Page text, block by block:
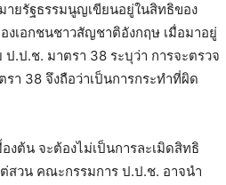
ยรัฐธรรมนูญเขียนอยู่ในสิทธิของ
งเอกชนชาวสัญชาติอังกฤษ เมื่อมาอยู่
ป.ช. มาตรา 38 ระบุว่า การจะตรวจ
38 จึงถือว่าเป็นการกระทำที่ผิด
ต้น จะต้องไม่เป็นการละเมิดสิทธิ
สวน คณะกรรมการ ป.ป.ช. อาจนำ